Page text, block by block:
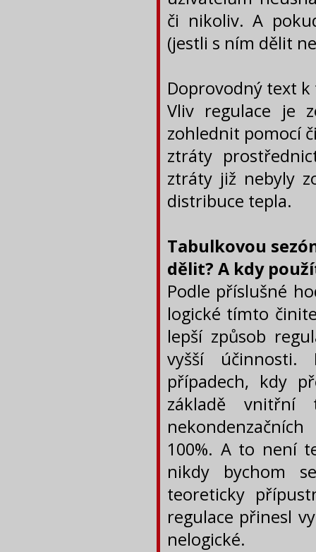
či nikoliv. A
(jestli s ním dělit
Doprovodný text k
Vliv regulace je
zohlednit pomocí
ztráty
ztráty již nebyly
distribuce tepla.
Tabulkovou
dělit? A kdy
Podle příslušné
logické tímto
lepší způsob
vyšší účinnosti.
případech, kdy
základě
100%. A to není
nikdy bychom
teoreticky
regulace přinesl
nelogické.